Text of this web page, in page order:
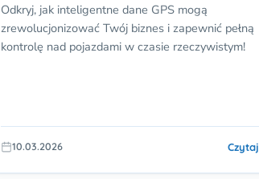
Odkryj, jak inteligentne dane GPS mogą
zrewolucjonizować Twój biznes i zapewnić pełną
kontrolę nad pojazdami w czasie rzeczywistym!
10.03.2026 Czytaj